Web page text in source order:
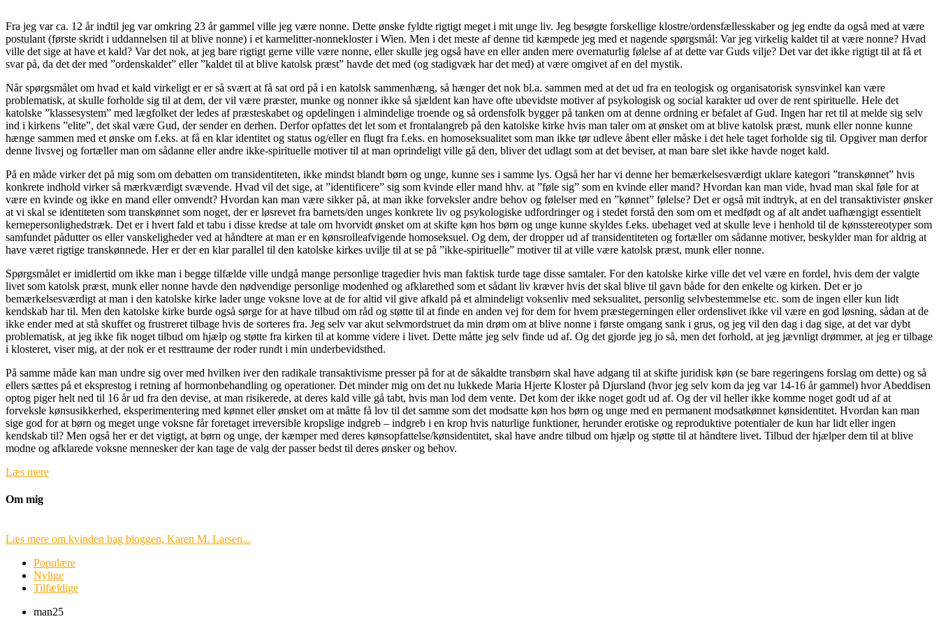
Fra jeg var ca. 12 år indtil jeg var omkring 23 år gammel ville jeg være nonne. Dette ønske fyldte rigtigt meget i mit unge liv. Jeg besøgte forskellige klostre/ordensfællesskaber og jeg endte da også med at være
postulant (første skridt i uddannelsen til at blive nonne) i et karmelitter-nonnekloster i Wien. Men i det meste af denne tid kæmpede jeg med et nagende spørgsmål: Var jeg virkelig kaldet til at være nonne? Hvad
ville det sige at have et kald? Var det nok, at jeg bare rigtigt gerne ville være nonne, eller skulle jeg også have en eller anden mere overnaturlig følelse af at dette var Guds vilje? Det var det ikke rigtigt til at få et
svar på, da det der med ”ordenskaldet” eller ”kaldet til at blive katolsk præst” havde det med (og stadigvæk har det med) at være omgivet af en del mystik.
Når spørgsmålet om hvad et kald virkeligt er er så svært at få sat ord på i en katolsk sammenhæng, så hænger det nok bl.a. sammen med at det ud fra en teologisk og organisatorisk synsvinkel kan være
problematisk, at skulle forholde sig til at dem, der vil være præster, munke og nonner ikke så sjældent kan have ofte ubevidste motiver af psykologisk og social karakter ud over de rent spirituelle. Hele det
katolske ”klassesystem” med lægfolket der ledes af præsteskabet og opdelingen i almindelige troende og så ordensfolk bygger på tanken om at denne ordning er befalet af Gud. Ingen har ret til at melde sig selv
ind i kirkens ”elite”, det skal være Gud, der sender en derhen. Derfor opfattes det let som et frontalangreb på den katolske kirke hvis man taler om at ønsket om at blive katolsk præst, munk eller nonne kunne
hænge sammen med et ønske om f.eks. at få en klar identitet og status og/eller en flugt fra f.eks. en homoseksualitet som man ikke tør udleve åbent eller måske i det hele taget forholde sig til. Opgiver man derfor
denne livsvej og fortæller man om sådanne eller andre ikke-spirituelle motiver til at man oprindeligt ville gå den, bliver det udlagt som at det beviser, at man bare slet ikke havde noget kald.
På en måde virker det på mig som om debatten om transidentiteten, ikke mindst blandt børn og unge, kunne ses i samme lys. Også her har vi denne her bemærkelsesværdigt uklare kategori ”transkønnet” hvis
konkrete indhold virker så mærkværdigt svævende. Hvad vil det sige, at ”identificere” sig som kvinde eller mand hhv. at ”føle sig” som en kvinde eller mand? Hvordan kan man vide, hvad man skal føle for at
være en kvinde og ikke en mand eller omvendt? Hvordan kan man være sikker på, at man ikke forveksler andre behov og følelser med en ”kønnet” følelse? Det er også mit indtryk, at en del transaktivister ønsker
at vi skal se identiteten som transkønnet som noget, der er løsrevet fra barnets/den unges konkrete liv og psykologiske udfordringer og i stedet forstå den som om et medfødt og af alt andet uafhængigt essentielt
kernepersonlighedstræk. Det er i hvert fald et tabu i disse kredse at tale om hvorvidt ønsket om at skifte køn hos børn og unge kunne skyldes f.eks. ubehaget ved at skulle leve i henhold til de kønsstereotyper som
samfundet pådutter os eller vanskeligheder ved at håndtere at man er en kønsrolleafvigende homoseksuel. Og dem, der dropper ud af transidentiteten og fortæller om sådanne motiver, beskylder man for aldrig at
have været rigtige transkønnede. Her er der en klar parallel til den katolske kirkes uvilje til at se på ”ikke-spirituelle” motiver til at ville være katolsk præst, munk eller nonne.
Spørgsmålet er imidlertid om ikke man i begge tilfælde ville undgå mange personlige tragedier hvis man faktisk turde tage disse samtaler. For den katolske kirke ville det vel være en fordel, hvis dem der valgte
livet som katolsk præst, munk eller nonne havde den nødvendige personlige modenhed og afklarethed som et sådant liv kræver hvis det skal blive til gavn både for den enkelte og kirken. Det er jo
bemærkelsesværdigt at man i den katolske kirke lader unge voksne love at de for altid vil give afkald på et almindeligt voksenliv med seksualitet, personlig selvbestemmelse etc. som de ingen eller kun lidt
kendskab har til. Men den katolske kirke burde også sørge for at have tilbud om råd og støtte til at finde en anden vej for dem for hvem præstegerningen eller ordenslivet ikke vil være en god løsning, sådan at de
ikke ender med at stå skuffet og frustreret tilbage hvis de sorteres fra. Jeg selv var akut selvmordstruet da min drøm om at blive nonne i første omgang sank i grus, og jeg vil den dag i dag sige, at det var dybt
problematisk, at jeg ikke fik noget tilbud om hjælp og støtte fra kirken til at komme videre i livet. Dette måtte jeg selv finde ud af. Og det gjorde jeg jo så, men det forhold, at jeg jævnligt drømmer, at jeg er tilbage
i klosteret, viser mig, at der nok er et resttraume der roder rundt i min underbevidsthed.
På samme måde kan man undre sig over med hvilken iver den radikale transaktivisme presser på for at de såkaldte transbørn skal have adgang til at skifte juridisk køn (se bare regeringens forslag om dette) og så
ellers sættes på et eksprestog i retning af hormonbehandling og operationer. Det minder mig om det nu lukkede Maria Hjerte Kloster på Djursland (hvor jeg selv kom da jeg var 14-16 år gammel) hvor Abeddisen
optog piger helt ned til 16 år ud fra den devise, at man risikerede, at deres kald ville gå tabt, hvis man lod dem vente. Det kom der ikke noget godt ud af. Og der vil heller ikke komme noget godt ud af at
forveksle kønsusikkerhed, eksperimentering med kønnet eller ønsket om at måtte få lov til det samme som det modsatte køn hos børn og unge med en permanent modsatkønnet kønsidentitet. Hvordan kan man
sige god for at børn og meget unge voksne får foretaget irreversible kropslige indgreb – indgreb i en krop hvis naturlige funktioner, herunder erotiske og reproduktive potentialer de kun har lidt eller ingen
kendskab til? Men også her er det vigtigt, at børn og unge, der kæmper med deres kønsopfattelse/kønsidentitet, skal have andre tilbud om hjælp og støtte til at håndtere livet. Tilbud der hjælper dem til at blive
modne og afklarede voksne mennesker der kan tage de valg der passer bedst til deres ønsker og behov.
Læs mere
Om mig
Læs mere om kvinden bag bloggen, Karen M. Larsen...
Populære
Nylige
Tilfældige
man25